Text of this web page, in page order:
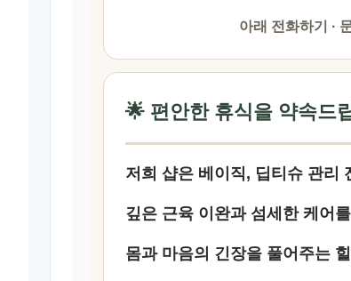
아래 전화하기 ·
🌟 편안한 휴식을 약속드
저희 샵은 베이직, 딥티슈 관리
깊은 근육 이완과 섬세한 케어
몸과 마음의 긴장을 풀어주는